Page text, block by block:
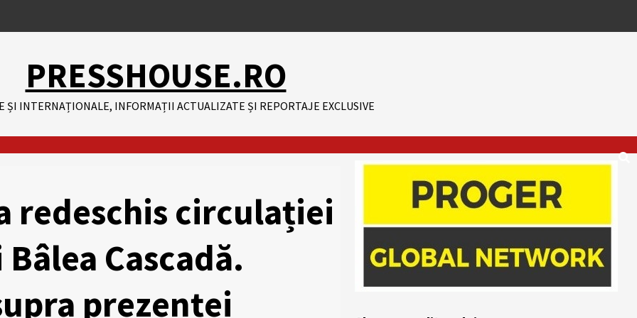
PRESSHOUSE.RO
ȘI INTERNAȚIONALE, INFORMAȚII ACTUALIZATE ȘI REPORTAJE EXCLUSIVE
redeschis circulației
Cascadă.
prezenței